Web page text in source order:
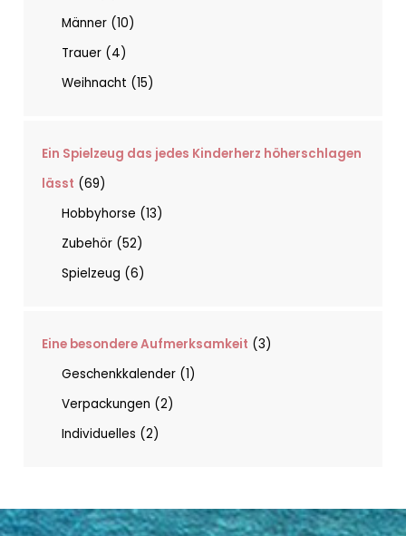
Männer 10
Trauer
4
Weihnacht
15
Ein Spielzeug das jedes Kinderherz höherschlagen
lässt
69
Hobbyhorse
13
Zubehör 52
Spielzeug
6
Eine besondere Aufmerksamkeit
3
Geschenkkalender 1
Verpackungen
2
Individuelles
2